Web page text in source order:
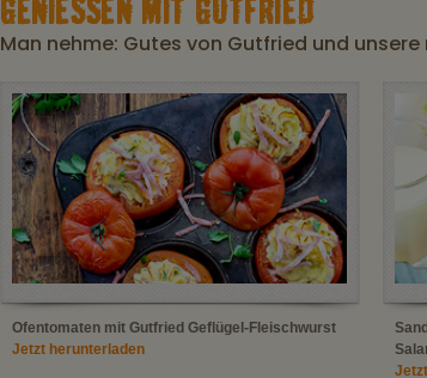
GENIESSEN MIT GUTFRIED
Man nehme: Gutes von Gutfried und
Ofentomaten mit Gutfried Geflügel-Fleischwurst
Jetzt herunterladen